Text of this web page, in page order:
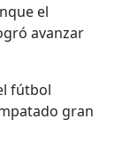
el
avanzar
fútbol
gran